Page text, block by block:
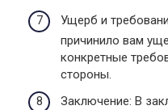
Ущерб и
причинило вам
конкретные
стороны.
Заключение: В